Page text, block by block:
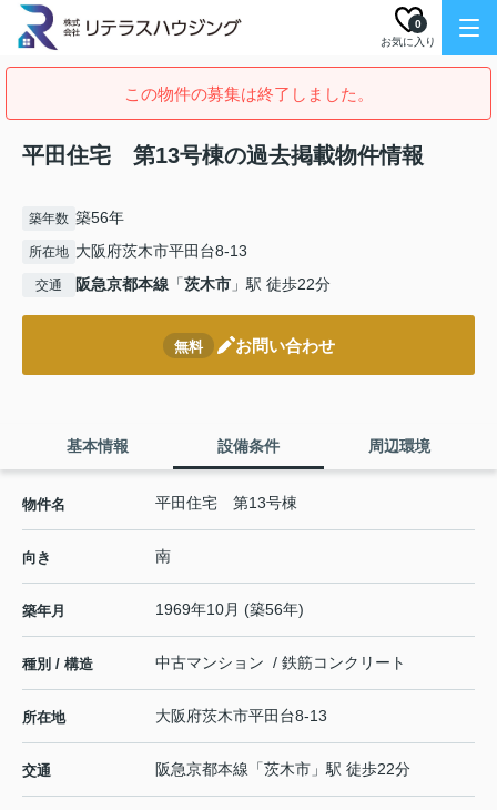
お気に入り
0
この物件の募集は終了しました。
平田住宅 第13号棟の過去掲載物件情報
築年数 築56年
所在地 大阪府茨木市平田台8-13
交通 阪急京都本線 「茨木市 」駅 徒歩22分
無料 お問い合わせ
基本情報 設備条件 周辺環境
物件名 平田住宅 第13号棟
向き 南
築年月 1969年10月 (築56年)
種別 / 構造 中古マンション / 鉄筋コンクリート
所在地 大阪府茨木市平田台8-13
交通 阪急京都本線 「茨木市 」駅 徒歩22分